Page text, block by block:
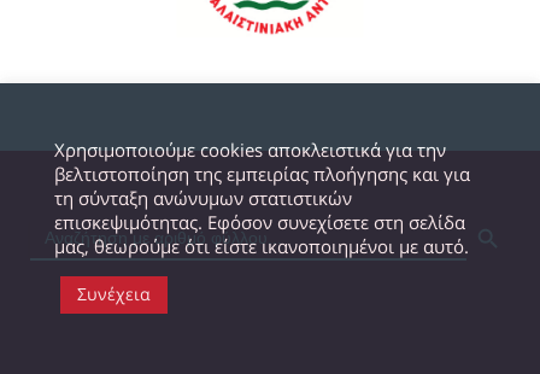
Χρησιμοποιούμε cookies αποκλειστικά για την
βελτιστοποίηση της εμπειρίας πλοήγησης και για
τη σύνταξη ανώνυμων στατιστικών
επισκεψιμότητας. Εφόσον συνεχίσετε στη σελίδα
μας, θεωρούμε ότι είστε ικανοποιημένοι με αυτό.
Συνέχεια